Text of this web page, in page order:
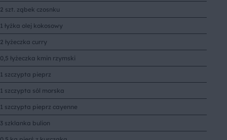
2 szt. ząbek czosnku
1 łyżka olej kokosowy
2 łyżeczka curry
0,5 łyżeczka kmin rzymski
1 szczypta pieprz
1 szczypta sól morska
1 szczypta pieprz cayenne
3 szklanka bulion